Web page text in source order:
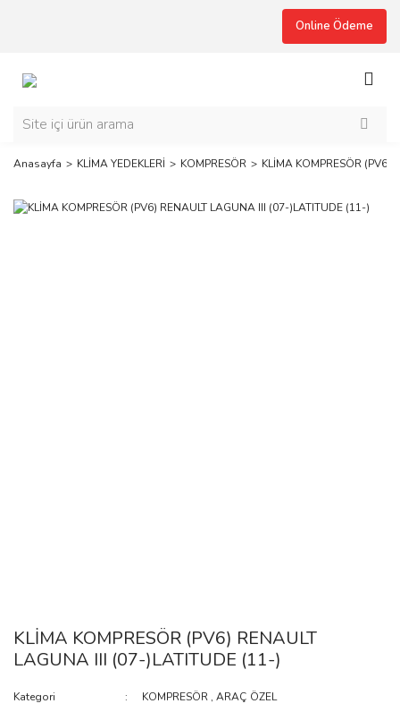
Online Ödeme
Anasayfa KLİMA YEDEKLERİ KOMPRESÖR KLİMA KOMPRESÖR (PV6)
KLİMA KOMPRESÖR (PV6) RENAULT
LAGUNA III (07-)LATITUDE (11-)
Kategori KOMPRESÖR ,ARAÇ ÖZEL